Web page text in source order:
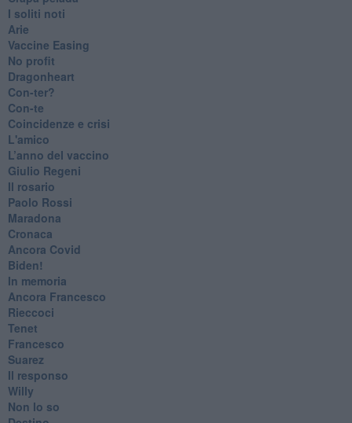
​I soliti noti
Arie
​Vaccine Easing
No profit
Dragonheart
Con-ter?
​Con-te
Coincidenze e crisi
L'amico
​L’anno del vaccino
Giulio Regeni
​Il rosario
Paolo Rossi
Maradona
Cronaca
​Ancora Covid
​Biden!
In memoria
​Ancora Francesco
Rieccoci
Tenet
Francesco
Suarez
​Il responso
Willy
Non lo so